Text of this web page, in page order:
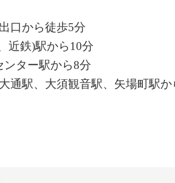
口から徒歩5分
近鉄)駅から10分
ター駅から8分
通駅、大須観音駅、矢場町駅か